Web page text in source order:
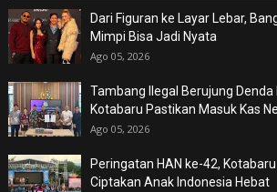
Dari Figuran ke Layar Lebar,
Mimpi Bisa Jadi Nyata
Ago 05, 2026
Tambang Ilegal Berujung Denda
Kotabaru Pastikan Masuk Kas
Ago 05, 2026
Peringatan HAN ke-42,
Ciptakan Anak Indonesia Hebat